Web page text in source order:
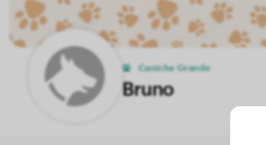
Caniche Grande
Bruno